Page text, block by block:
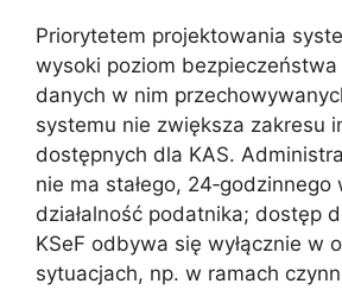
Priorytetem projektowania
wysoki poziom
danych w nim
systemu nie zwiększa zakresu
dostępnych dla KAS.
nie ma stałego, 24‑godzinnego
działalność podatnika; dostęp
KSeF odbywa się wyłącznie w
sytuacjach, np. w ramach